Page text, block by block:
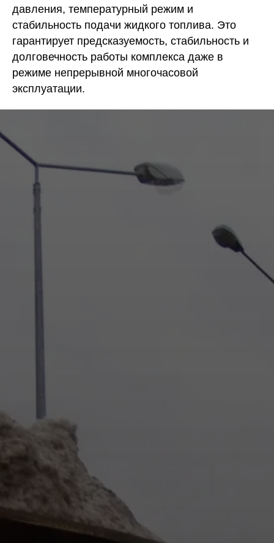
давления, температурный режим и
стабильность подачи жидкого топлива. Это
гарантирует предсказуемость, стабильность и
долговечность работы комплекса даже в
режиме непрерывной многочасовой
эксплуатации.